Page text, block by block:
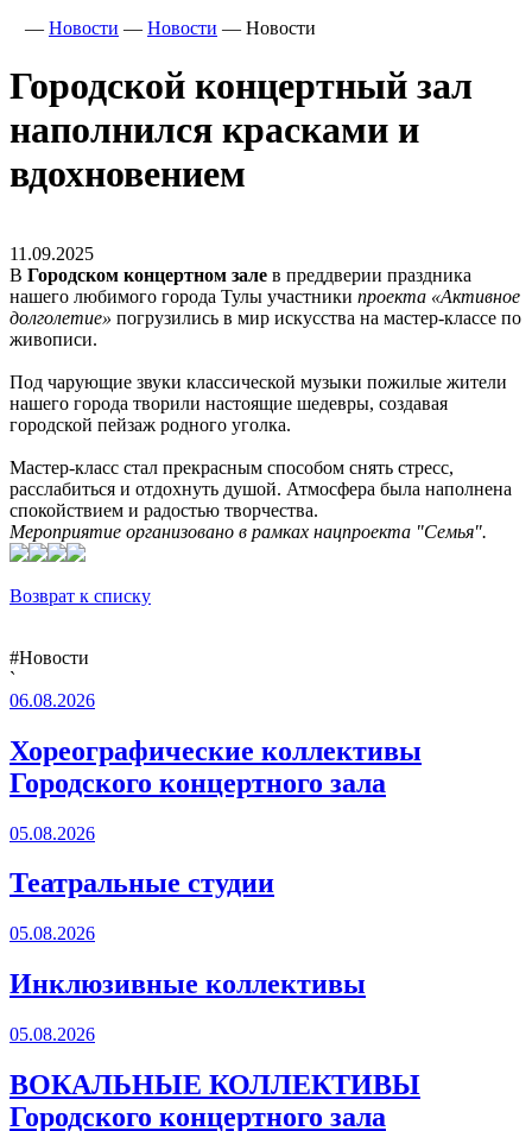
— Новости — Новости — Новости
Городской концертный зал
наполнился красками и
вдохновением
11.09.2025
В Городском концертном зале в преддверии праздника
нашего любимого города Тулы участники проекта «Активное
долголетие» погрузились в мир искусства на мастер-классе по
живописи.
Под чарующие звуки классической музыки пожилые жители
нашего города творили настоящие шедевры, создавая
городской пейзаж родного уголка.
Мастер-класс стал прекрасным способом снять стресс,
расслабиться и отдохнуть душой. Атмосфера была наполнена
спокойствием и радостью творчества.
Мероприятие организовано в рамках нацпроекта "Семья".
Возврат к списку
#Новости
`
06.08.2026
Хореографические коллективы
Городского концертного зала
05.08.2026
Театральные студии
05.08.2026
Инклюзивные коллективы
05.08.2026
ВОКАЛЬНЫЕ КОЛЛЕКТИВЫ
Городского концертного зала